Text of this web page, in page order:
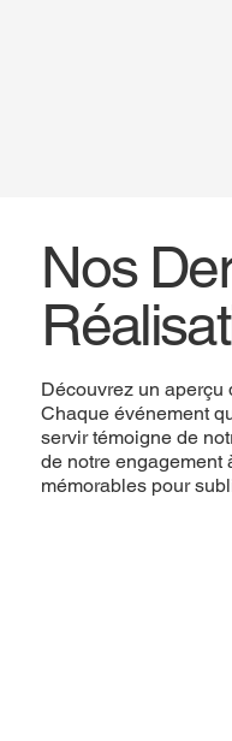
Nos
Découvrez un aperçu
Chaque événement
servir témoigne de
de notre engagement
mémorables pour